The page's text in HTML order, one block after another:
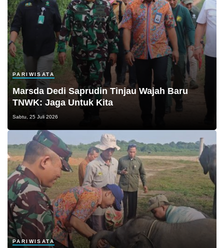
PARIWISATA
Marsda Dedi Saprudin Tinjau Wajah Baru
TNWK: Jaga Untuk Kita
Sabtu, 25 Juli 2026
PARIWISATA